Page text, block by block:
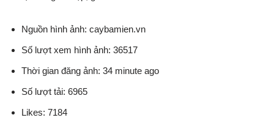
Nguồn hình ảnh: caybamien.vn
Số lượt xem hình ảnh: 36517
Thời gian đăng ảnh: 34 minute ago
Số lượt tải: 6965
Likes: 7184